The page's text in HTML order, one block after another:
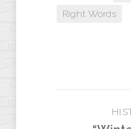
Right Words